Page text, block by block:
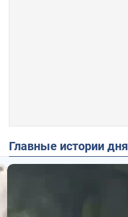
Главные истории дня